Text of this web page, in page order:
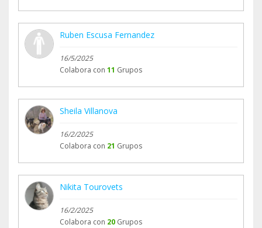
Ruben Escusa Fernandez
16/5/2025
Colabora con 11 Grupos
Sheila Villanova
16/2/2025
Colabora con 21 Grupos
Nikita Tourovets
16/2/2025
Colabora con 20 Grupos